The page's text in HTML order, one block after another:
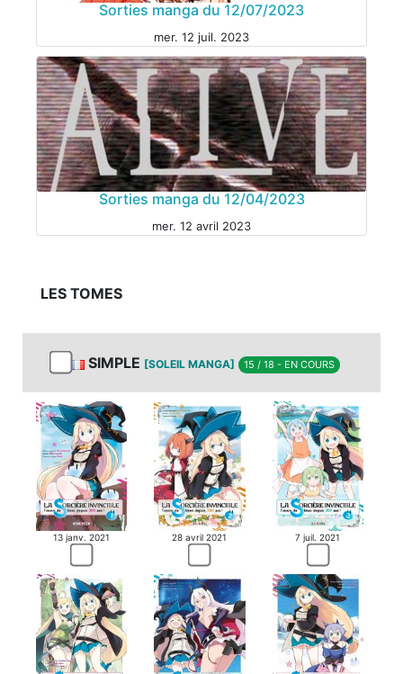
MANGA
Sorties manga du 12/07/2023
mer. 12 juil. 2023
MANGA
Sorties manga du 12/04/2023
mer. 12 avril 2023
LES TOMES
SIMPLE [SOLEIL MANGA] 15 / 18 - EN COURS
13 janv. 2021 28 avril 2021 7 juil. 2021